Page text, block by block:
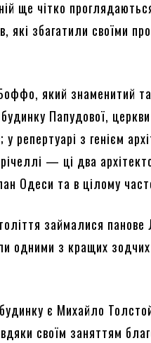
ще чітко
які збагатили своїми
який знаменитий
Папудової,
репертуарі з генієм
— ці два
Одеси та в цілому
займалися панове
одними з кращих
є Михайло
своїм заняттям